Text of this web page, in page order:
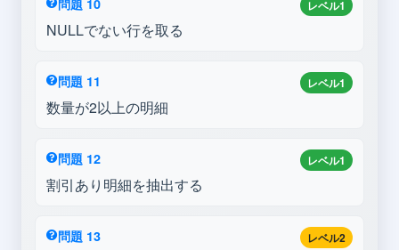
レベル1
NULLでない行を取る
レベル1
問題 11
数量が2以上の明細
レベル1
問題 12
割引あり明細を抽出する
レベル2
問題 13